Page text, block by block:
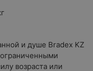
и душе Bradex KZ
возраста или